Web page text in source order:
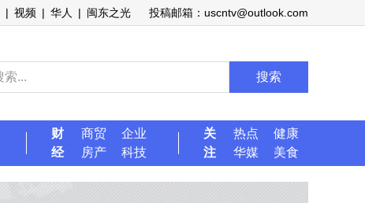
| 视频 | 华人 | 闽东之光 投稿邮箱：uscntv@outlook.com
搜索
财
经
商贸
企业
房产
科技
关
注
热点
健康
华媒
美食